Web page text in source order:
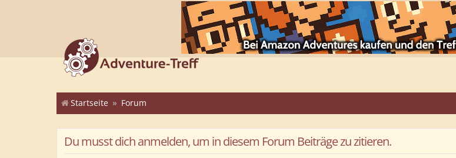
Startseite Forum
Du musst dich anmelden, um in diesem Forum Beiträge zu zitieren.